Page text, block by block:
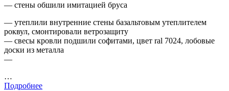
— стены обшили имитацией бруса
— утеплили внутренние стены базальтовым утеплителем
роквул, смонтировали ветрозащиту
— свесы кровли подшили софитами, цвет ral 7024, лобовые
доски из металла
—
…
Подробнее